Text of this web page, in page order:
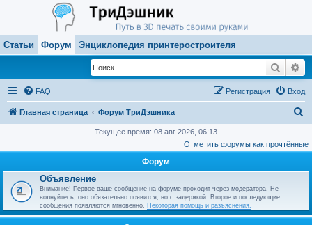
Статьи Форум Энциклопедия принтеростроителя
Поиск
FAQ Вход
Регистрация
Главная страница Форум ТриДэшника
и
Текущее время: 08 авг 2026, 06:13
Отметить форумы как прочтённые
Форум
Объявление
Внимание! Первое ваше сообщение на форуме проходит через модератора. Не
волнуйтесь, оно обязательно появится, но с задержкой. Второе и последующие
сообщения появляются мгновенно. Некоторая помощь и разъяснения.